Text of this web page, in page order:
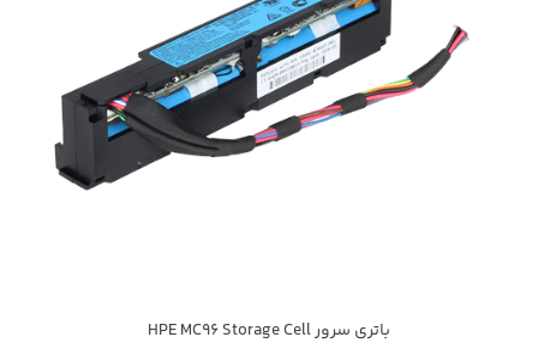
باتری سرور HPE MC96 Storage Cell